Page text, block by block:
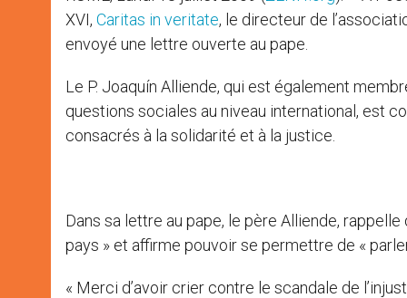
XVI, Caritas in veritate, le directeur de
envoyé une lettre ouverte au pape.
Le P. Joaquín Alliende, qui est également
questions sociales au niveau international, est
consacrés à la solidarité et à la justice.
Dans sa lettre au pape, le père Alliende,
pays » et affirme pouvoir se permettre de «
« Merci d’avoir crier contre le scandale de